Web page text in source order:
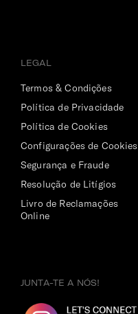
LEGAL
Termos & Condições
Política de Privacidade
Política de Cookies
Configurações de Cookies
Segurança e Fraude
Resolução de Litígios
Livro de Reclamações
Online
JUNTA-TE A NÓS!